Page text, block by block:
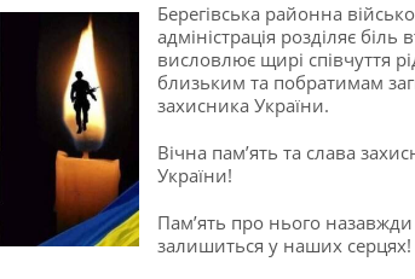
Берегівська районна
адміністрація розділяє біль
висловлює щирі співчуття
близьким та побратимам
захисника України.
Вічна пам’ять та слава
України!
Пам’ять про нього назавжди
залишиться у наших серцях!